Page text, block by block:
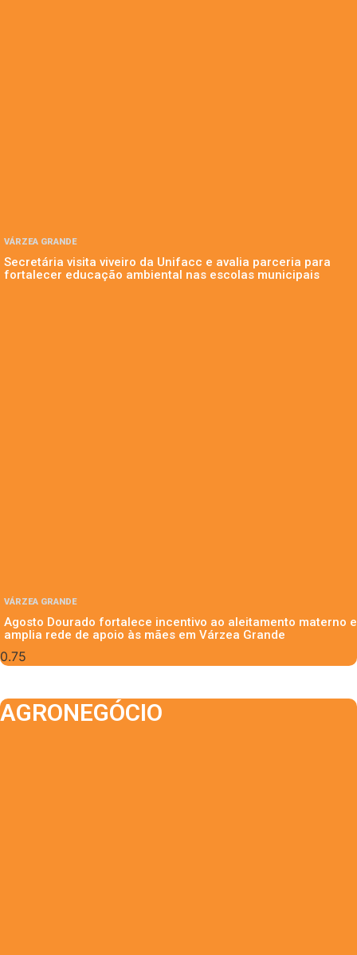
VÁRZEA GRANDE
Secretária visita viveiro da Unifacc e avalia parceria para
fortalecer educação ambiental nas escolas municipais
VÁRZEA GRANDE
Agosto Dourado fortalece incentivo ao aleitamento materno e
amplia rede de apoio às mães em Várzea Grande
AGRONEGÓCIO